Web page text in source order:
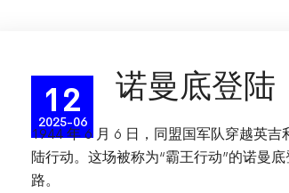
12
2025-06
诺曼底登陆
1944 年 6 月 6 日，同盟国军队穿越英
陆行动。这场被称为“霸王行动”的诺曼
路。